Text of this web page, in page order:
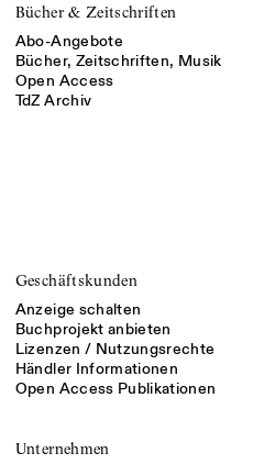
Bücher & Zeitschriften
Abo-Angebote
Bücher, Zeitschriften, Musik
Open Access
TdZ Archiv
Geschäftskunden
Anzeige schalten
Buchprojekt anbieten
Lizenzen / Nutzungsrechte
Händler Informationen
Open Access Publikationen
Unternehmen